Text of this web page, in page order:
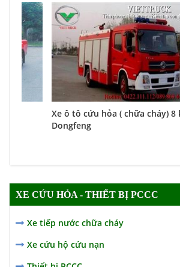
Xe ô tô cứu hỏa ( chữa cháy) 8
Dongfeng
XE CỨU HỎA - THIẾT BỊ PCCC
Xe tiếp nước chữa cháy
Xe cứu hộ cứu nạn